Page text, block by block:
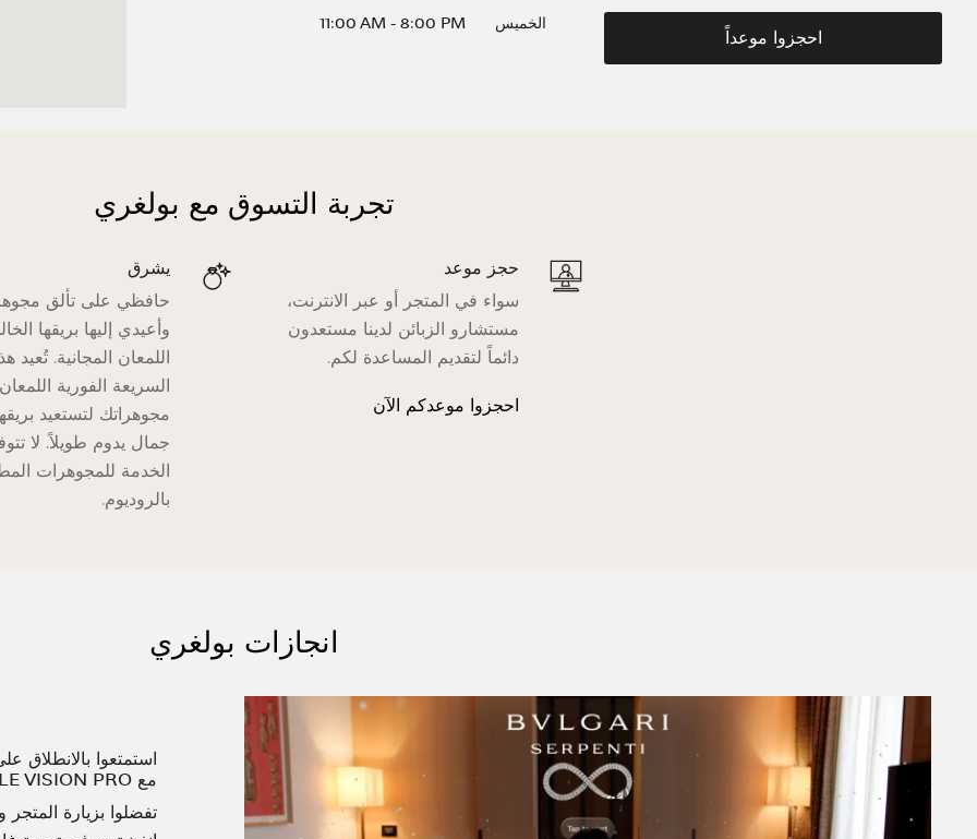
احجزوا موعداً
الخميس
11:00 AM -8:00 PM
تجربة التسوق مع بولغري
حجز موعد
سواء في المتجر أو عبر الانترنت،
مستشارو الزبائن لدينا مستعدون
دائماً لتقديم المساعدة لكم.
احجزوا موعدكم الآن
يشرق
حافظي على تألق
وأعيدي إليها بريقها
اللمعان المجانية. تُعيد
السريعة الفورية
مجوهراتك لتستعيد
جمال يدوم طويلاً. لا
الخدمة للمجوهرات
بالروديوم.
انجازات بولغري
استمتعوا بالانطلاق
مع APPLE VISION PRO
تفضلوا بزيارة